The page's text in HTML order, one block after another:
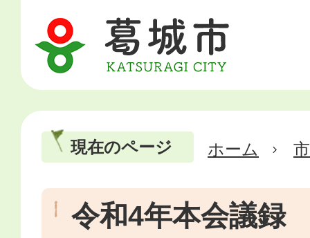
現在のページ ホーム
令和4年本会議録